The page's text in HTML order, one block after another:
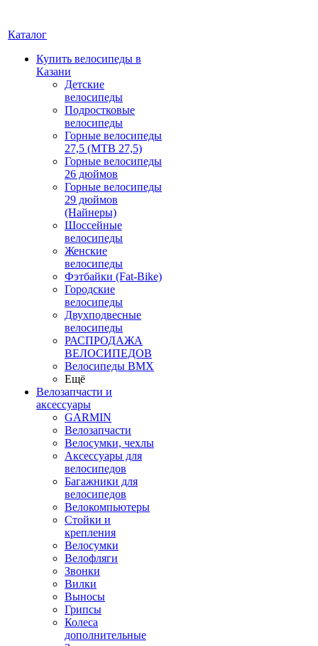
Каталог
Купить велосипеды в
Казани
Детские
велосипеды
Подростковые
велосипеды
Горные велосипеды
27,5 (MTB 27,5)
Горные велосипеды
26 дюймов
Горные велосипеды
29 дюймов
(Найнеры)
Шоссейные
велосипеды
Женские
велосипеды
Фэтбайки (Fat-Bike)
Городские
велосипеды
Двухподвесные
велосипеды
РАСПРОДАЖА
ВЕЛОСИПЕДОВ
Велосипеды BMX
Ещё
Велозапчасти и
аксессуары
GARMIN
Велозапчасти
Велосумки, чехлы
Аксессуары для
велосипедов
Багажники для
велосипедов
Велокомпьютеры
Стойки и
крепления
Велосумки
Велофляги
Звонки
Вилки
Выносы
Грипсы
Колеса
дополнительные